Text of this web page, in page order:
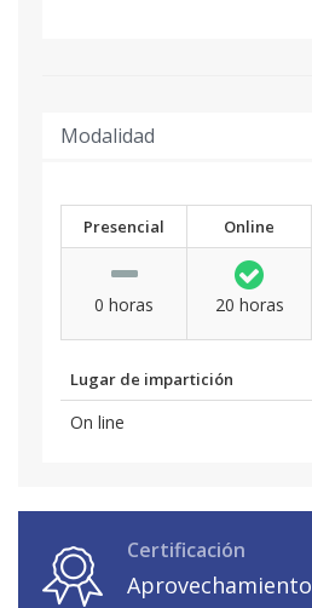
Modalidad
Presencial Online
0 horas 20 horas
Lugar de impartición
On line
Certificación
Aprovechamiento